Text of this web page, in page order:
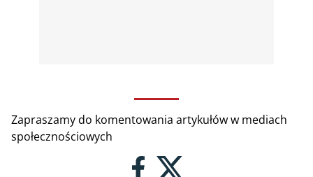
Zapraszamy do komentowania artykułów w mediach
społecznościowych